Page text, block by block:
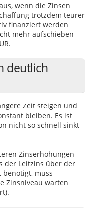
wenn die Zinsen
trotzdem teurer
finanziert werden
mehr aufschieben
deutlich
Zeit steigen und
bleiben. Es ist
nicht so schnell sinkt
Zinserhöhungen
der Leitzins über der
benötigt, muss
Zinsniveau warten